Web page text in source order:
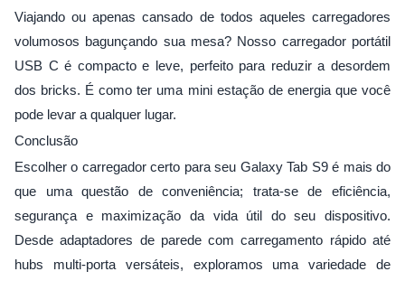
Viajando ou apenas cansado de todos aqueles carregadores
volumosos bagunçando sua mesa? Nosso carregador portátil
USB C é compacto e leve, perfeito para reduzir a desordem
dos bricks. É como ter uma mini estação de energia que você
pode levar a qualquer lugar.
Conclusão
Escolher o carregador certo para seu Galaxy Tab S9 é mais do
que uma questão de conveniência; trata-se de eficiência,
segurança e maximização da vida útil do seu dispositivo.
Desde adaptadores de parede com carregamento rápido até
hubs multi-porta versáteis, exploramos uma variedade de